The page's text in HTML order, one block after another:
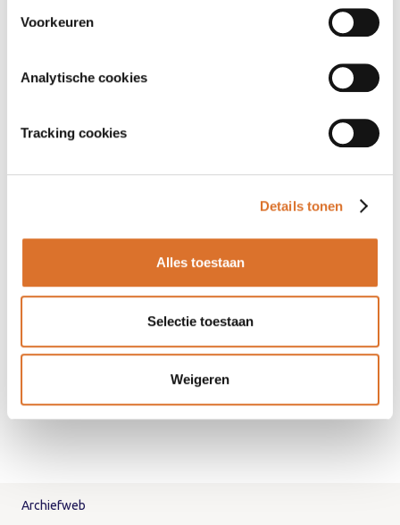
Voorkeuren
Analytische cookies
Tracking cookies
Details tonen
Alles toestaan
Selectie toestaan
Weigeren
Contactgegevens
Archiefweb